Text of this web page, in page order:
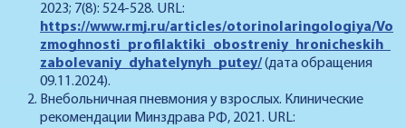
2023; 7(8): 524-528. URL:
https://www.rmj.ru/articles/otorinolaringologiya/Vo
zmoghnosti_profilaktiki_obostreniy_hronicheskih_
zabolevaniy_dyhatelynyh_putey/(дата обращения
09.11.2024).
Внебольничная пневмония у взрослых. Клинические
рекомендации Минздрава РФ, 2021. URL: